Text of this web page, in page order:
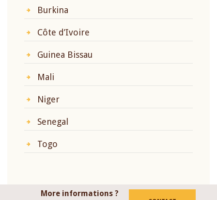
Burkina
Côte d’Ivoire
Guinea Bissau
Mali
Niger
Senegal
Togo
More informations ?